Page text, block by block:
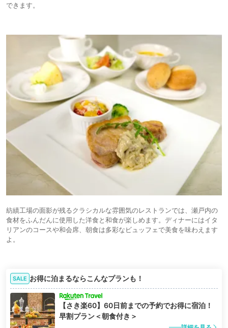
できます。
紡績工場の面影が残るクラシカルな雰囲気のレストランでは、瀬戸内の
食材をふんだんに使用した洋食と和食が楽しめます。ディナーにはイタ
リアンのコースや和会席、朝食は多彩なビュッフェで美食を味わえます
よ。
SALE お得に泊まるならこんなプランも！
【さき楽60】60日前までの予約でお得に宿泊！
早割プラン＜朝食付き＞